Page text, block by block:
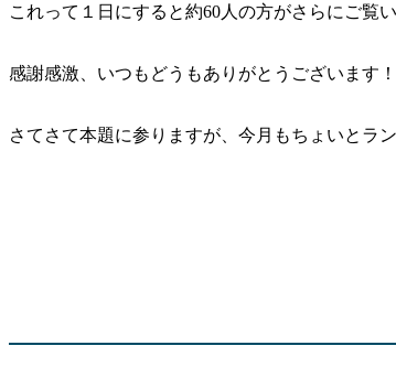
これって１日にすると約60人の方がさらにご覧
感謝感激、いつもどうもありがとうございます！
さてさて本題に参りますが、今月もちょいとラ